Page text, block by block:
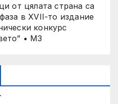
от цялата страна са
в XVII-то издание
конкурс
• МЗ